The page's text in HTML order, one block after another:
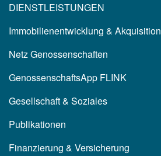
DIENSTLEISTUNGEN
Immobilienentwicklung & Akquisition
Netz Genossenschaften
GenossenschaftsApp FLINK
Gesellschaft & Soziales
Publikationen
Finanzierung & Versicherung